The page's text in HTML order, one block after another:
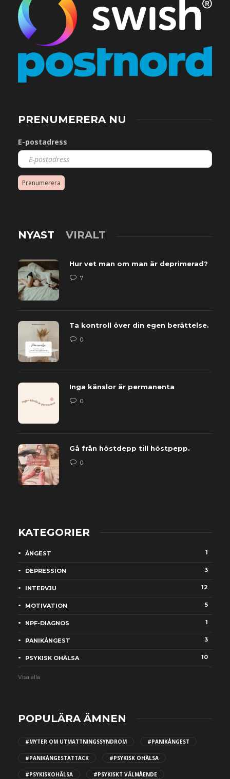
PRENUMERERA NU
E-postadress
Prenumerera
NYAST VIRALT
Hur vet man om man är deprimerad?
7
Ta kontroll över din egen berättelse.
0
Inga känslor är permanenta
0
Gå från höstdepp till höstpepp.
0
KATEGORIER
ÅNGEST 1
DEPRESSION 3
INTERVJU 12
MOTIVATION 5
NPF-DIAGNOS 1
PANIKÅNGEST 3
PSYKISK OHÄLSA 10
Visa alla
POPULÄRA ÄMNEN
#MYTER OM UTMATTNINGSSYNDROM #PANIKÅNGEST
#PANIKÅNGESTATTACK #PSYKISK OHÄLSA
#PSYKISKOHÄLSA #PSYKISKT VÄLMÅENDE